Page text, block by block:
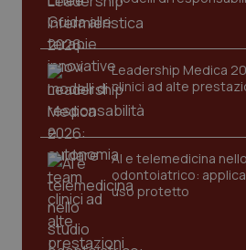
Leadership Medica
clinici ad alte
AI e telemedicina
odontoiatrico:
uso protetto
tracking-enable
tracking-sites-ironfish-
session-id